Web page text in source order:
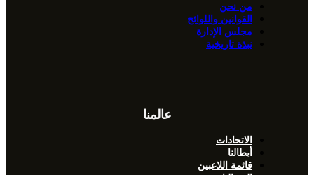
من نحن
القوانين واللوائح
مجلس الإدارة
نبذة تاريخية
عالمنا
الاتحادات
أبطالنا
قائمة اللاعبين